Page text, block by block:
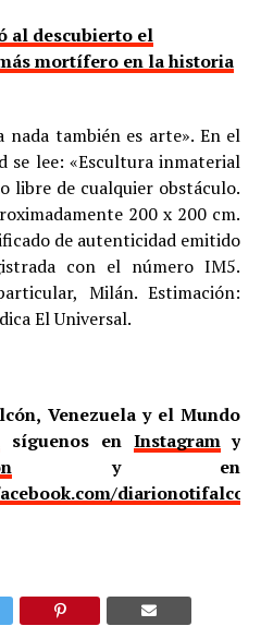
al descubierto el
mortífero en la historia
también es arte». En el
se lee: «Escultura inmaterial
libre de cualquier obstáculo.
200 x 200 cm.
de autenticidad emitido
con el número IM5.
Milán. Estimación:
El Universal.
Venezuela y el Mundo
síguenos en Instagramy
y en